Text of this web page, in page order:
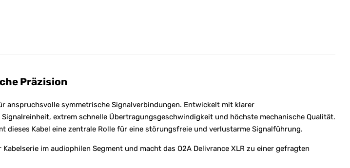
Präzision
anspruchsvolle symmetrische Signalverbindungen. Entwickelt mit klarer
extrem schnelle Übertragungsgeschwindigkeit und höchste mechanische Qualität.
Kabel eine zentrale Rolle für eine störungsfreie und verlustarme Signalführung.
im audiophilen Segment und macht das O2A Delivrance XLR zu einer gefragten